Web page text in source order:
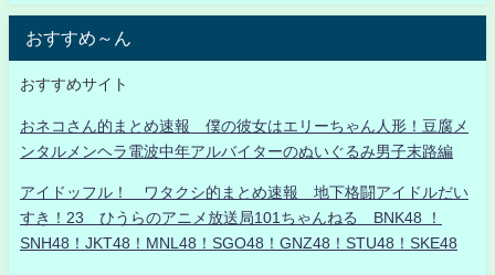
おすすめ～ん
おすすめサイト
おネコさん的まとめ速報 僕の彼女はエリーちゃん人形！豆腐メ
ンタルメンヘラ電波中年アルバイターのぬいぐるみ男子末路編
アイドッフル！ ワタクシ的まとめ速報 地下格闘アイドルだい
すき！23 ひうらのアニメ放送局101ちゃんねる BNK48 ！
SNH48！JKT48！MNL48！SGO48！GNZ48！STU48！SKE48